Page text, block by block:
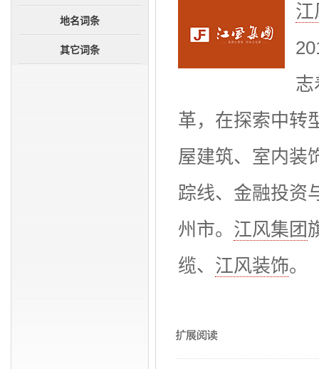
地名词条
其它词条
江
志
革，在探索中转
屋建筑、室内装
踪线、金融投资
州市。 江风集团
缆、 江风装饰。